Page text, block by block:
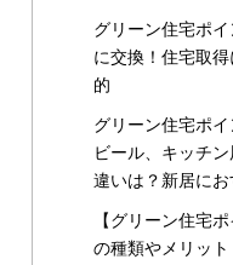
グリーン住宅ポ
に交換！住宅取
的
グリーン住宅ポ
ビール、キッチ
違いは？新居に
【グリーン住宅
の種類やメリッ